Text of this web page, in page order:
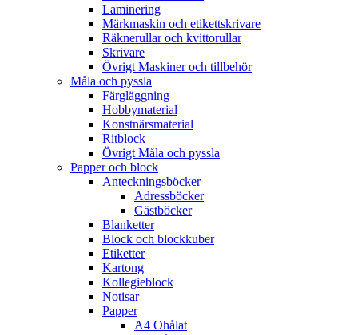
Laminering
Märkmaskin och etikettskrivare
Räknerullar och kvittorullar
Skrivare
Övrigt Maskiner och tillbehör
Måla och pyssla
Färgläggning
Hobbymaterial
Konstnärsmaterial
Ritblock
Övrigt Måla och pyssla
Papper och block
Anteckningsböcker
Adressböcker
Gästböcker
Blanketter
Block och blockkuber
Etiketter
Kartong
Kollegieblock
Notisar
Papper
A4 Ohålat